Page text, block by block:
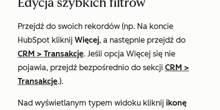
Edycja szybkich filtrów
Przejdź do swoich rekordów (np. Na koncie
HubSpot kliknij Więcej, a następnie przejdź do
CRM > Transakcje. Jeśli opcja Więcej się nie
pojawia, przejdź bezpośrednio do sekcji CRM >
Transakcje.).
Nad wyświetlanym typem widoku kliknij ikonę